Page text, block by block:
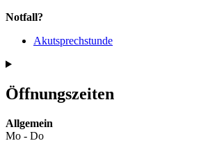
Notfall?
Akutsprechstunde
Öffnungszeiten
Allgemein
Mo - Do